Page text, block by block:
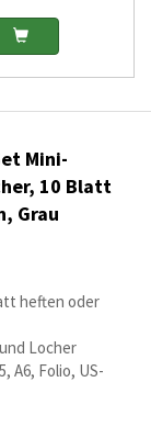
Mini-
10 Blatt
Grau
heften oder
Locher
A6, Folio, US-